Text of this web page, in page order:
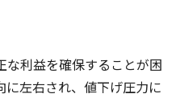
な利益を確保することが困
左右され、値下げ圧力に